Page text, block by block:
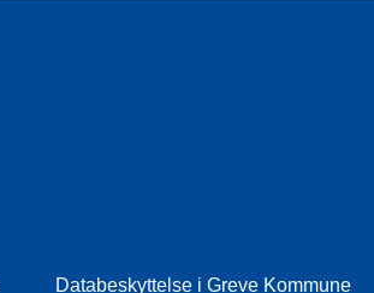
Databeskyttelse i Greve Kommune